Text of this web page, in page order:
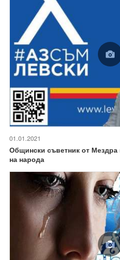
01.01.2021
Общински съветник от Мездра
на народа